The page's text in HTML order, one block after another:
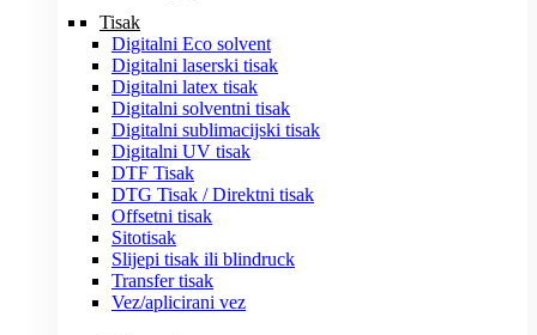
Tisak
Digitalni Eco solvent
Digitalni laserski tisak
Digitalni latex tisak
Digitalni solventni tisak
Digitalni sublimacijski tisak
Digitalni UV tisak
DTF Tisak
DTG Tisak / Direktni tisak
Offsetni tisak
Sitotisak
Slijepi tisak ili blindruck
Transfer tisak
Vez/aplicirani vez